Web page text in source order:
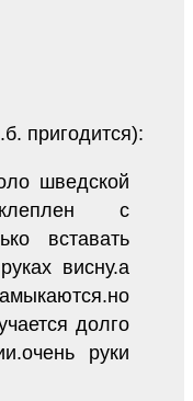
пригодится):
шведской
с
вставать
висну.а
долго
руки